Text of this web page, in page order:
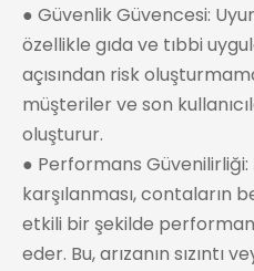
● Güvenlik Güvencesi:
özellikle gıda ve tıbbi
açısından risk
müşteriler ve son
oluşturur.
● Performans
karşılanması, contaların
etkili bir şekilde
eder. Bu, arızanın sızıntı